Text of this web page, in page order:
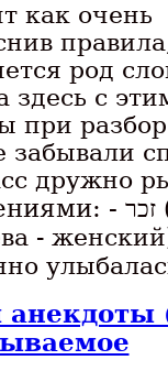
как очень
род
с
при
забывали
дружно
- זכר
-